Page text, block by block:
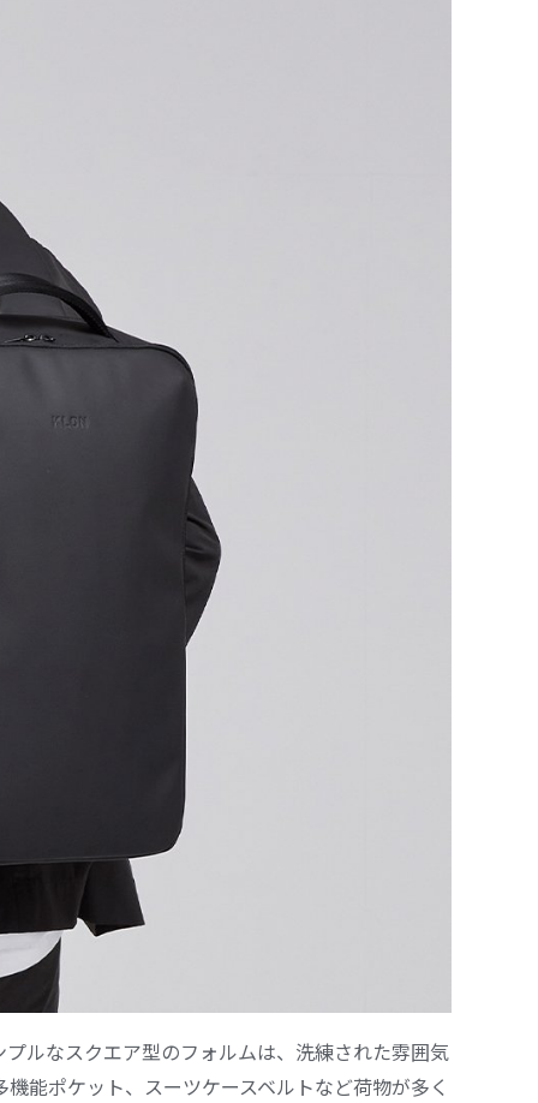
ルなスクエア型のフォルムは、洗練された雰囲気
能ポケット、スーツケースベルトなど荷物が多く